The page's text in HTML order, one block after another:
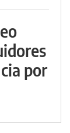
por